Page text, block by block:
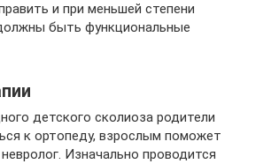
и при меньшей степени
быть функциональные
детского сколиоза родители
к ортопеду, взрослым поможет
Изначально проводится